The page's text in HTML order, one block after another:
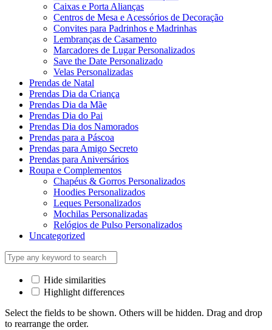
Caixas e Porta Alianças
Centros de Mesa e Acessórios de Decoração
Convites para Padrinhos e Madrinhas
Lembranças de Casamento
Marcadores de Lugar Personalizados
Save the Date Personalizado
Velas Personalizadas
Prendas de Natal
Prendas Dia da Criança
Prendas Dia da Mãe
Prendas Dia do Pai
Prendas Dia dos Namorados
Prendas para a Páscoa
Prendas para Amigo Secreto
Prendas para Aniversários
Roupa e Complementos
Chapéus & Gorros Personalizados
Hoodies Personalizados
Leques Personalizados
Mochilas Personalizadas
Relógios de Pulso Personalizados
Uncategorized
Hide similarities
Highlight differences
Select the fields to be shown. Others will be hidden. Drag and drop
to rearrange the order.